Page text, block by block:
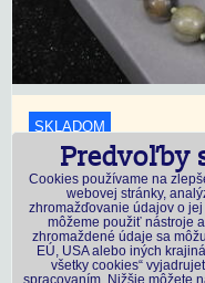
SKLADOM
18,45 €s DPH
Dostupnosť:Skladom
ks DO
Predvoľby
Cookies používame na
webovej stránky,
zhromažďovanie údajov o
môžeme použiť nástroje
zhromaždené údaje sa
EÚ, USA alebo iných
všetky cookies“
spracovaním. Nižšie môžete